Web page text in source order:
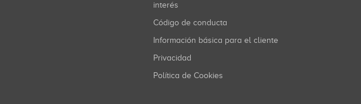
interés
Código de conducta
Información básica para el cliente
Privacidad
Política de Cookies